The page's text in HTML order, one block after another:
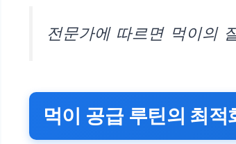
전문가에 따르면 먹이의
먹이 공급 루틴의 최적